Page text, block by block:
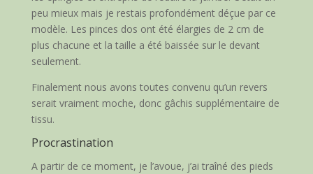
peu mieux mais je restais profondément déçue par ce
modèle. Les pinces dos ont été élargies de 2 cm de
plus chacune et la taille a été baissée sur le devant
seulement.
Finalement nous avons toutes convenu qu’un revers
serait vraiment moche, donc gâchis supplémentaire de
tissu.
Procrastination
A partir de ce moment, je l’avoue, j’ai traîné des pieds